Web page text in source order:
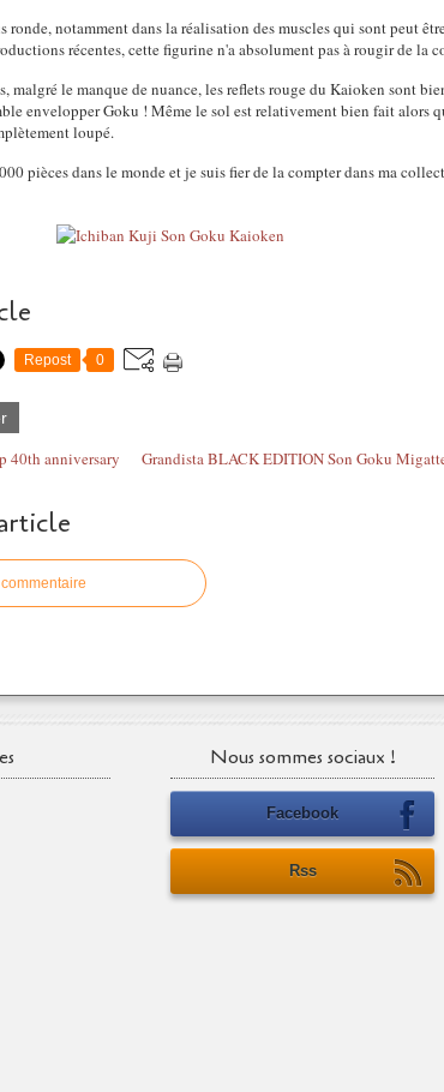
notamment dans la réalisation des muscles qui sont peut
récentes, cette figurine n'a absolument pas à rougir de la
malgré le manque de nuance, les reflets rouge du Kaioken sont
envelopper Goku ! Même le sol est relativement bien fait alors
loupé.
pièces dans le monde et je suis fier de la compter dans ma
Repost 0
40th anniversary Grandista BLACK EDITION Son Goku
Nous sommes sociaux !
Facebook
Rss